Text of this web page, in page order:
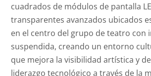
cuadrados de módulos de pantalla
transparentes avanzados ubicados
en el centro del grupo de teatro con
suspendida, creando un entorno
que mejora la visibilidad artística y
liderazgo tecnológico a través de la